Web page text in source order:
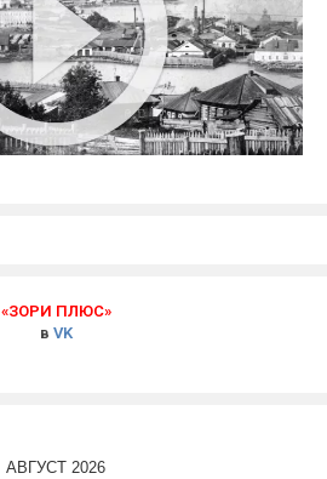
«ЗОРИ ПЛЮС»
в VK
АВГУСТ 2026